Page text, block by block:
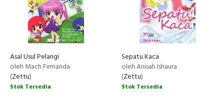
Asal Usul Pelangi
oleh Mach Firmanda
(Zettu)
Stok Tersedia
Sepatu Kaca
oleh Anisah Ishaura
(Zettu)
Stok Tersedia